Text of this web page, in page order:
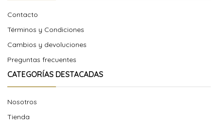
Contacto
Términos y Condiciones
Cambios y devoluciones
Preguntas frecuentes
CATEGORÍAS DESTACADAS
Nosotros
Tienda